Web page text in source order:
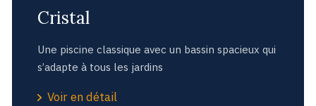
Cristal
Une piscine classique avec un bassin spacieux qui
s’adapte à tous les jardins
Voir en détail